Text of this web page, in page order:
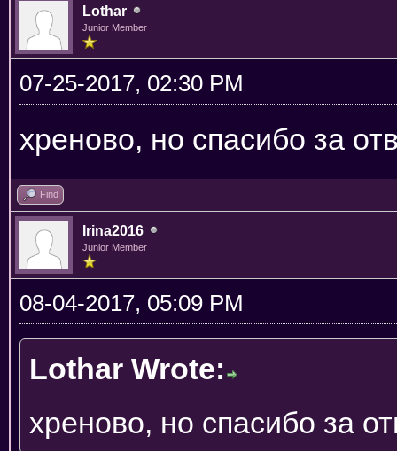
Lothar
Junior Member
07-25-2017, 02:30 PM
хреново, но спасибо за
Find
Irina2016
Junior Member
08-04-2017, 05:09 PM
Lothar Wrote:
хреново, но спасибо за